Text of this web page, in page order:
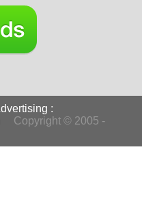
:
Copyright © 2005 -